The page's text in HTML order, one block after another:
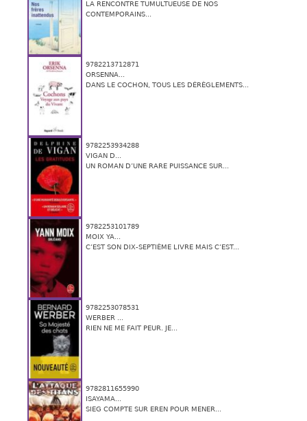
LA RENCONTRE TUMULTUEUSE DE NOS
CONTEMPORAINS...
9782213712871
ORSENNA...
DANS LE COCHON, TOUS LES DÉRÈGLEMENTS...
9782253934288
VIGAN D...
UN ROMAN D’UNE RARE PUISSANCE SUR...
9782253101789
MOIX YA...
C’EST SON DIX-SEPTIÈME LIVRE MAIS C’EST...
9782253078531
WERBER ...
RIEN NE ME FAIT PEUR. JE...
9782811655990
ISAYAMA...
SIEG COMPTE SUR EREN POUR MENER...